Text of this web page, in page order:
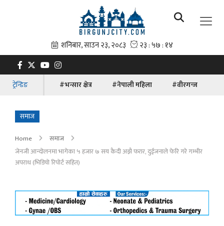
ट्रेन्डिङ #भन्सार क्षेत्र #नेपाली महिला #वीरगन्ज
समाज
Home
समाज
जेनजी आन्दोलनमा भागेका ५ हजार ७ सय कैदी अझै फरार, दुईजनाले फेरि गरे गम्भीर
अपराध (भिडियाे रिपाेर्ट सहित)